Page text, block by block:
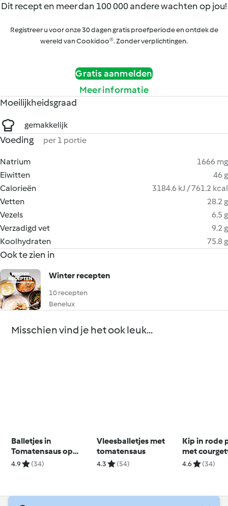
Dit recept en meer dan 100 000 andere wachten op jou!
Registreer u voor onze 30 dagen gratis proefperiode en ontdek de
wereld van Cookidoo®. Zonder verplichtingen.
Gratis aanmelden
Meer informatie
Moeilijkheidsgraad
gemakkelijk
Voeding per 1 portie
Natrium
1666 mg
Eiwitten
46 g
Calorieën
3184.6 kJ / 761.2 kcal
Vetten
28.2 g
Vezels
6.5 g
Verzadigd vet
9.2 g
Koolhydraten
75.8 g
Ook te zien in
Winter recepten
10 recepten
Benelux
Misschien vind je het ook leuk...
Balletjes in
Tomatensaus op
grootmoeders wijze
4.9 (34)
Vleesballetjes met
tomatensaus
4.3 (54)
Kip in rode
met
couscous
4.6 (34)